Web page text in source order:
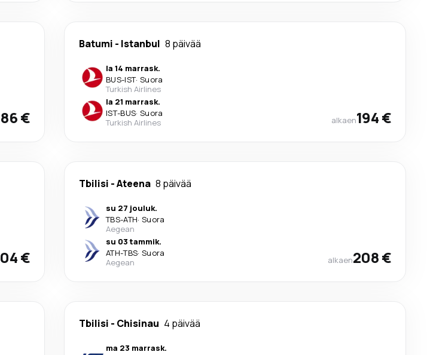
€
Batumi - Istanbul 8 päivää
la 14 marrask.
BUS-IST· Suora
Turkish Airlines
la 21 marrask.
IST-BUS· Suora
Turkish Airlines
alkaen194 €
€
Tbilisi -Ateena 8 päivää
su 27 jouluk.
TBS-ATH· Suora
Aegean
su 03 tammik.
ATH-TBS· Suora
Aegean
alkaen208 €
Tbilisi - Chisinau 4 päivää
ma 23 marrask.